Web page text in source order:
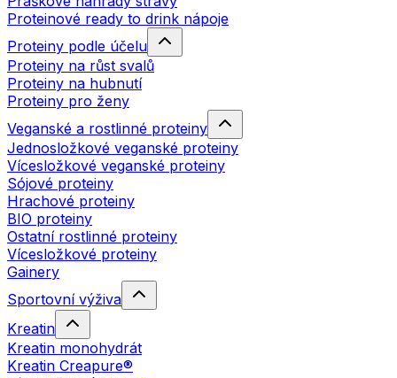
Proteinové ready to drink nápoje
Proteiny podle účelu
Proteiny na růst svalů
Proteiny na hubnutí
Proteiny pro ženy
Veganské a rostlinné proteiny
Jednosložkové veganské proteiny
Vícesložkové veganské proteiny
Sójové proteiny
Hrachové proteiny
BIO proteiny
Ostatní rostlinné proteiny
Vícesložkové proteiny
Gainery
Sportovní výživa
Kreatin
Kreatin monohydrát
Kreatin Creapure®